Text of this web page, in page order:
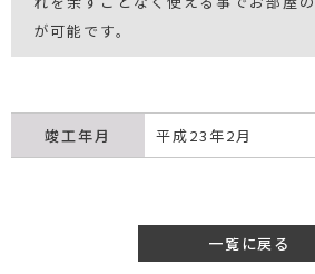
が可能です。
竣工年月 平成23年2月
一覧に戻る